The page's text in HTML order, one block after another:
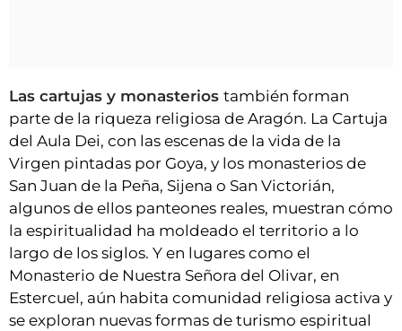
Las cartujas y monasterios también forman
parte de la riqueza religiosa de Aragón. La Cartuja
del Aula Dei, con las escenas de la vida de la
Virgen pintadas por Goya, y los monasterios de
San Juan de la Peña, Sijena o San Victorián,
algunos de ellos panteones reales, muestran cómo
la espiritualidad ha moldeado el territorio a lo
largo de los siglos. Y en lugares como el
Monasterio de Nuestra Señora del Olivar, en
Estercuel, aún habita comunidad religiosa activa y
se exploran nuevas formas de turismo espiritual